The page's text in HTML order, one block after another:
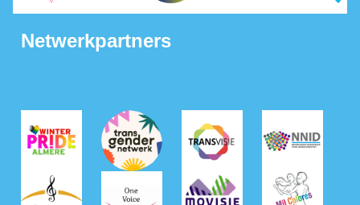
Netwerkpartners